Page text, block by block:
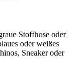
Stoffhose oder
oder weißes
Sneaker oder